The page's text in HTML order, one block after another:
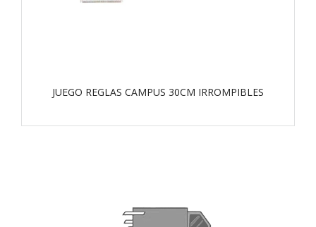
JUEGO REGLAS CAMPUS 30CM IRROMPIBLES